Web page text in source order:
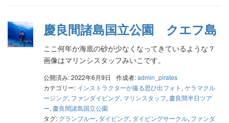
慶良間諸島国立公園 クエフ島
ここ何年か海底の砂が少なくなってきているような？
画像はマリンシスタッフみいこです。
公開済み: 2022年6月9日 作成者:admin_pirates
カテゴリー: インストラクターが撮る思ひ出フォト , ケラマクル
ージング, ファンダイビング, マリンスタッフ, 慶良間半日ツア
ー, 慶良間諸島国立公園
タグ: グランブルー, ダイビング, ダイビングサークル, ファンダ